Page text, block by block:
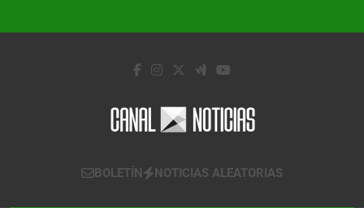
Canal Noticias
Canal Noticias
BOLETÍN NOTICIAS ALEATORIAS